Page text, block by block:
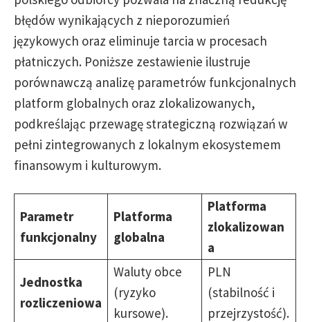
błędów wynikających z nieporozumień
językowych oraz eliminuje tarcia w procesach
płatniczych. Poniższe zestawienie ilustruje
porównawczą analizę parametrów funkcjonalnych
platform globalnych oraz zlokalizowanych,
podkreślając przewagę strategiczną rozwiązań w
pełni zintegrowanych z lokalnym ekosystemem
finansowym i kulturowym.
Parametr
funkcjonalny
Platforma
globalna
Platforma
zlokalizowan
a
Jednostka
rozliczeniowa
Waluty obce
(ryzyko
kursowe).
PLN
(stabilność i
przejrzystość).